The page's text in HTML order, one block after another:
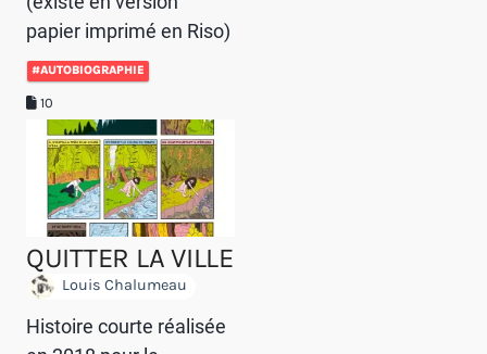
papier imprimé en Riso)
#AUTOBIOGRAPHIE
10
QUITTER LA VILLE
Louis Chalumeau
Histoire courte réalisée